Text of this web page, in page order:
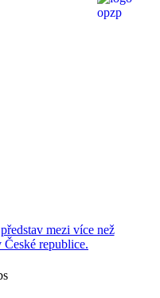
mezi více než
republice.